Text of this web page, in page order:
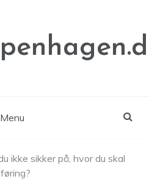
Menu
ikke sikker på, hvor du skal